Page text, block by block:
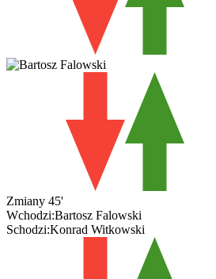
Zmiany 45'
Wchodzi:Bartosz Falowski
Schodzi:Konrad Witkowski